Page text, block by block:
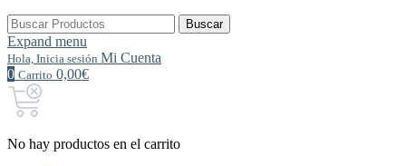
Buscar
por:
Buscar
Expand menu
Hola, Inicia sesión Mi Cuenta
0 Carrito 0,00€
No hay productos en el carrito